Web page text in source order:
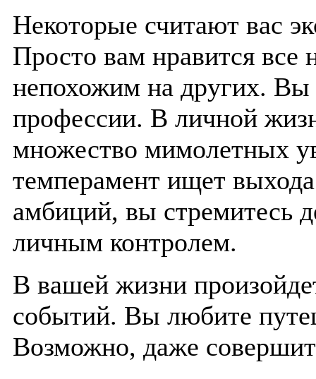
Некоторые считают вас
Просто вам нравится
непохожим на других. Вы
профессии. В личной
множество мимолетных
темперамент ищет
амбиций, вы стремитесь
личным контролем.
В вашей жизни
событий. Вы любите
Возможно, даже